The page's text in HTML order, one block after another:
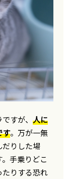
ですが、人に
す。万が一無
だりした場
手乗りどこ
たりする恐れ